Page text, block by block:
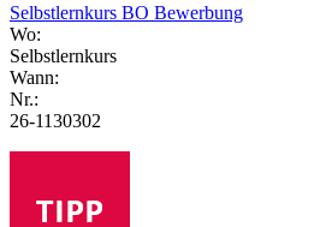
Selbstlernkurs BO Bewerbung
Wo:
Selbstlernkurs
Wann:
Nr.:
26-1130302